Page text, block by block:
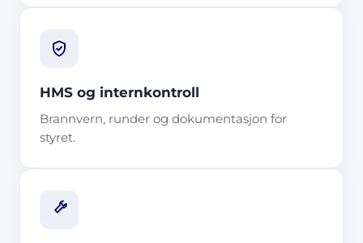
HMS og internkontroll
Brannvern, runder og dokumentasjon for
styret.